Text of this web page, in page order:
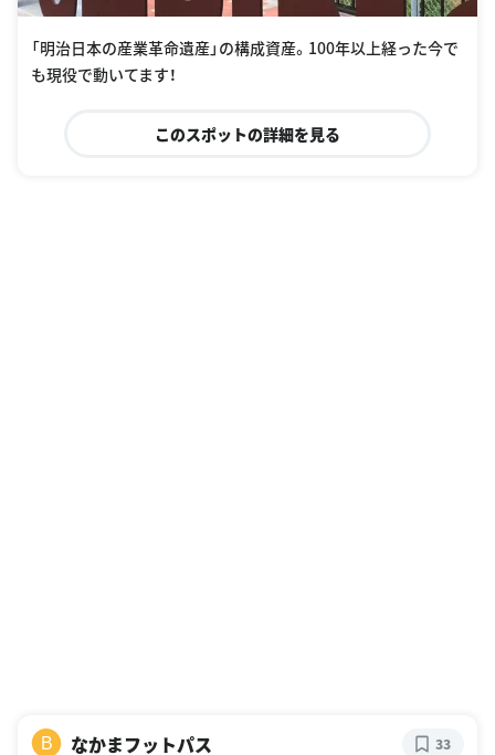
「明治日本の産業革命遺産」の構成資産。100年以上経った今で
も現役で動いてます！
このスポットの詳細を見る
B なかまフットパス 33